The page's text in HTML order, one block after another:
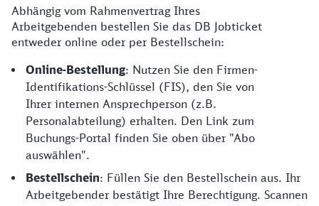
Abhängig vom Rahmenvertrag Ihres
Arbeitgebenden bestellen Sie das DB Jobticket
entweder online oder per Bestellschein:
Online-Bestellung: Nutzen Sie den Firmen-
Identifikations-Schlüssel (FIS), den Sie von
Ihrer internen Ansprechperson (z.B.
Personalabteilung) erhalten. Den Link zum
Buchungs-Portal finden Sie oben über "Abo
auswählen".
Bestellschein: Füllen Sie den Bestellschein aus. Ihr
Arbeitgebender bestätigt Ihre Berechtigung. Scannen